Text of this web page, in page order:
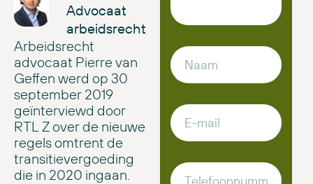
Advocaat
arbeidsrecht
Arbeidsrecht
advocaat Pierre van
Geffen werd op 30
september 2019
geïnterviewd door
RTL Z over de nieuwe
regels omtrent de
transitievergoeding
die in 2020 ingaan.